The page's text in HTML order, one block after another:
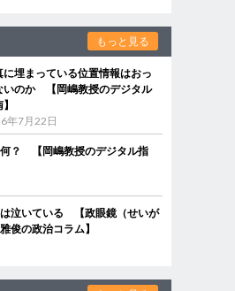
もっと見る
に埋まっている位置情報はおっ
いのか 【岡嶋教授のデジタル
年7月22日
？ 【岡嶋教授のデジタル指
泣いている 【政眼鏡（せいが
俊の政治コラム】